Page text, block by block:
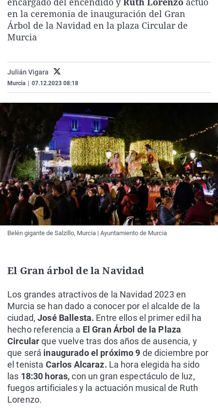
La rosa de los vientos
Gente viajera
Caso
Retornados
Extremadura
Galicia
Virales
Televisión
en la ceremonia de inauguración del Gran
Árbol de la Navidad en la plaza Circular de
Murcia
Julián Vigara
Murcia 07.12.2023 08:18
Belén gigante de Salzillo, Murcia | Ayuntamiento de Murcia
El Gran árbol de la Navidad
Los grandes atractivos de la Navidad 2023 en
Murcia se han dado a conocer por el alcalde de la
ciudad,José Ballesta. Entre ellos el primer edil ha
hecho referencia a El Gran Árbol de la Plaza
Circularque vuelve tras dos años de ausencia, y
que será inaugurado el próximo 9 de diciembre por
el tenista Carlos Alcaraz. La hora elegida ha sido
las 18:30 horas,con un gran espectáculo de luz,
fuegos artificiales y la actuación musical de Ruth
Lorenzo.